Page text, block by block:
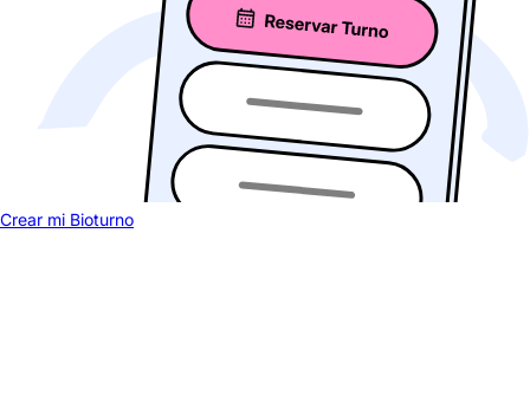
Crear mi Bioturno